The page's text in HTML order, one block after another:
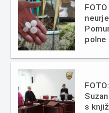
polne
s